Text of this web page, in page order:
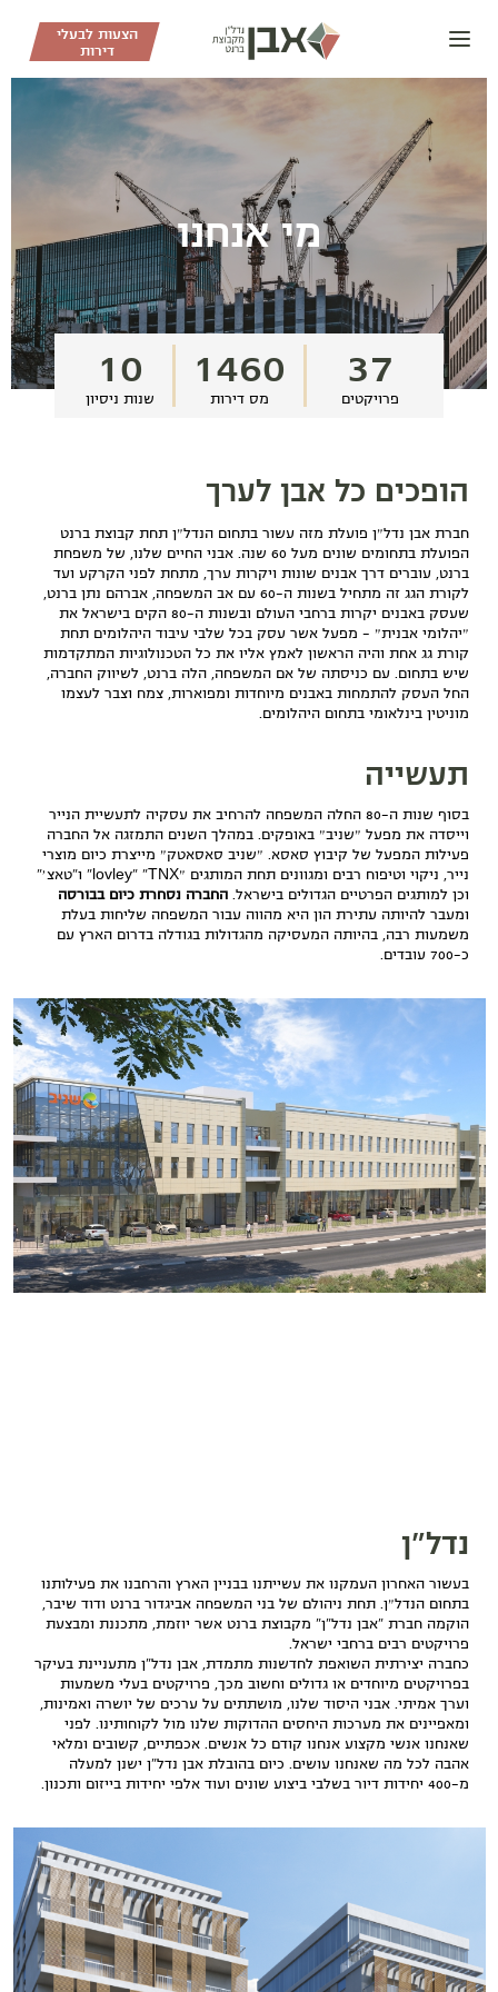
הצעות לבעלי
דירות
מי אנחנו
37
פרויקטים
1460
מס דירות
10
שנות ניסיון
הופכים כל אבן לערך
חברת אבן נדל״ן פועלת מזה עשור בתחום הנדל״ן תחת קבוצת ברנט
הפועלת בתחומים שונים מעל 60 שנה. אבני החיים שלנו, של משפחת
ברנט, עוברים דרך אבנים שונות ויקרות ערך, מתחת לפני הקרקע ועד
לקורת הגג זה מתחיל בשנות ה-60 עם אב המשפחה, אברהם נתן ברנט,
שעסק באבנים יקרות ברחבי העולם ובשנות ה-80 הקים בישראל את
״יהלומי אבנית״ - מפעל אשר עסק בכל שלבי עיבוד היהלומים תחת
קורת גג אחת והיה הראשון לאמץ אליו את כל הטכנולוגיות המתקדמות
שיש בתחום. עם כניסתה של אם המשפחה, הלה ברנט, לשיווק החברה,
החל העסק להתמחות באבנים מיוחדות ומפוארות, צמח וצבר לעצמו
מוניטין בינלאומי בתחום היהלומים.
תעשייה
בסוף שנות ה-80 החלה המשפחה להרחיב את עסקיה לתעשיית הנייר
וייסדה את מפעל ״שניב״ באופקים. במהלך השנים התמזגה אל החברה
פעילות המפעל של קיבוץ סאסא. ״שניב סאסאטק״ מייצרת כיום מוצרי
נייר, ניקוי וטיפוח רבים ומגוונים תחת המותגים ״lovley" "TNX" ו"טאצ׳"
וכן למותגים הפרטיים הגדולים בישראל.החברה נסחרת כיום בבורסה
ומעבר להיותה עתירת הון היא מהווה עבור המשפחה שליחות בעלת
משמעות רבה, בהיותה המעסיקה מהגדולות בגודלה בדרום הארץ עם
כ-700 עובדים.
נדל"ן
בעשור האחרון העמקנו את עשייתנו בבניין הארץ והרחבנו את פעילותנו
בתחום הנדל״ן. תחת ניהולם של בני המשפחה אביגדור ברנט ודוד שיבר,
הוקמה חברת "אבן נדל"ן" מקבוצת ברנט אשר יוזמת, מתכננת ומבצעת
פרויקטים רבים ברחבי ישראל.
כחברה יצירתית השואפת לחדשנות מתמדת, אבן נדל"ן מתעניינת בעיקר
בפרויקטים מיוחדים או גדולים וחשוב מכך, פרויקטים בעלי משמעות
וערך אמיתי. אבני היסוד שלנו, מושתתים על ערכים של יושרה ואמינות,
ומאפיינים את מערכות היחסים ההדוקות שלנו מול לקוחותינו. לפני
שאנחנו אנשי מקצוע אנחנו קודם כל אנשים. אכפתיים, קשובים ומלאי
אהבה לכל מה שאנחנו עושים. כיום בהובלת אבן נדל"ן ישנן למעלה
מ-400 יחידות דיור בשלבי ביצוע שונים ועוד אלפי יחידות בייזום ותכנון.